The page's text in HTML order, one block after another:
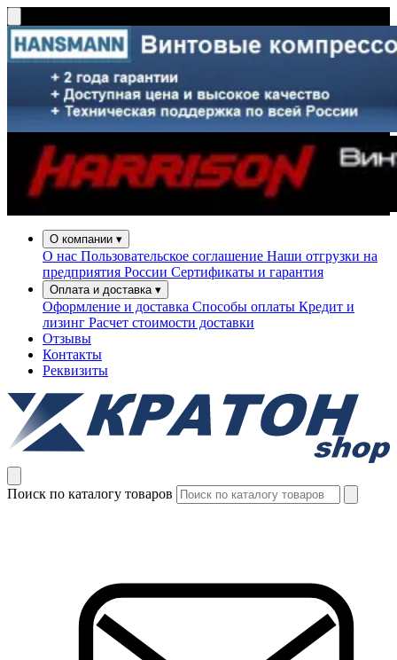
О компании ▾
О нас Пользовательское соглашение Наши отгрузки на
предприятия России Сертификаты и гарантия
Оплата и доставка ▾
Оформление и доставка Способы оплаты Кредит и
лизинг Расчет стоимости доставки
Отзывы
Контакты
Реквизиты
Поиск по каталогу товаров